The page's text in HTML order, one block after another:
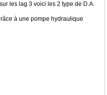
les lag 3 voici les 2 type de D.A.
à une pompe hydraulique